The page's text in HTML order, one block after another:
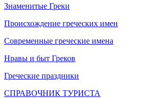
Знаменитые Греки
Происхождение греческих имен
Современные греческие имена
Нравы и быт Греков
Греческие праздники
СПРАВОЧНИК ТУРИСТА